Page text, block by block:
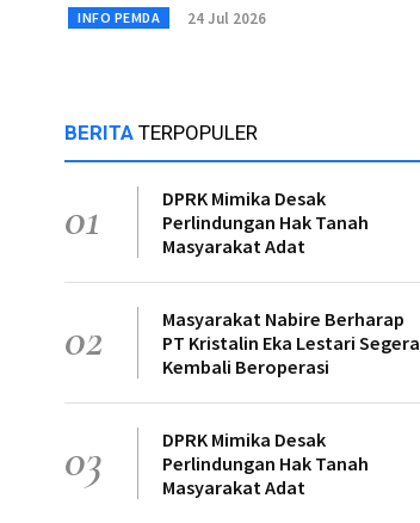
INFO PEMDA 24 Jul 2026
BERITA TERPOPULER
01
DPRK Mimika Desak
Perlindungan Hak Tanah
Masyarakat Adat
02
Masyarakat Nabire Berharap
PT Kristalin Eka Lestari Segera
Kembali Beroperasi
03
DPRK Mimika Desak
Perlindungan Hak Tanah
Masyarakat Adat